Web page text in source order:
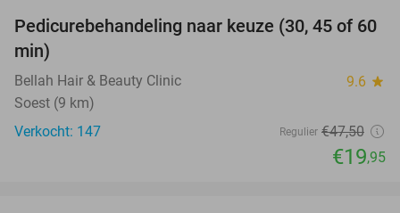
58%
Pedicurebehandeling naar keuze (30, 45 of 60
min)
Bellah Hair & Beauty Clinic 9.6 star
Soest (9 km)
Verkocht: 147
Regulier €47,50
€19,95